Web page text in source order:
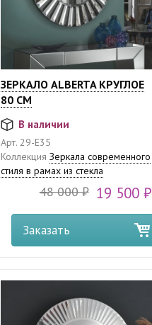
ЗЕРКАЛО ALBERTA КРУГЛОЕ
80 СМ
В наличии
Арт.29-E35
Коллекция Зеркала современного
стиля в рамах из стекла
48 000 ₽ 19 500 ₽
Заказать